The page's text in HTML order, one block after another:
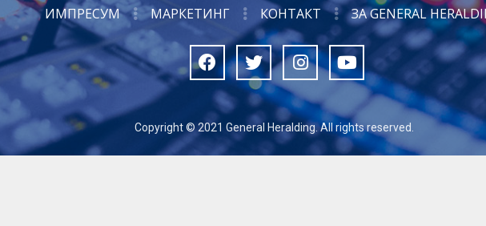
ИМПРЕСУМ МАРКЕТИНГ КОНТАКТ ЗА GENERAL
Copyright © 2021 General Heralding. All rights reserved.